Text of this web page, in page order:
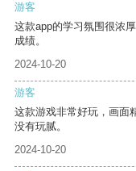
游客
这款app的学习氛围很浓
成绩。
2024-10-20
游客
这款游戏非常好玩，画面
没有玩腻。
2024-10-20